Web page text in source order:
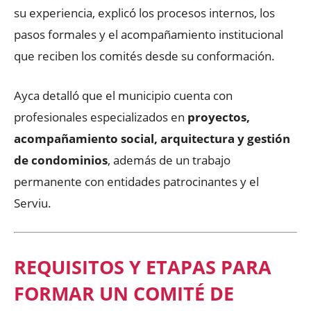
su experiencia, explicó los procesos internos, los
pasos formales y el acompañamiento institucional
que reciben los comités desde su conformación.
Ayca detalló que el municipio cuenta con
profesionales especializados en proyectos,
acompañamiento social, arquitectura y gestión
de condominios, además de un trabajo
permanente con entidades patrocinantes y el
Serviu.
REQUISITOS Y ETAPAS PARA
FORMAR UN COMITÉ DE